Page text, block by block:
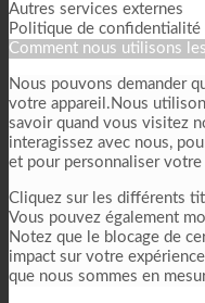
Autres services externes
Politique de confidentialité
Comment nous utilisons
Nous pouvons demander
votre appareil.Nous
savoir quand vous visitez
interagissez avec nous,
et pour personnaliser
Cliquez sur les différents
Vous pouvez également
Notez que le blocage de
impact sur votre
que nous sommes en